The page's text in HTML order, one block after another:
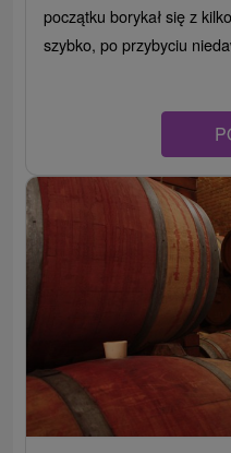
początku borykał się z
szybko, po przybyciu